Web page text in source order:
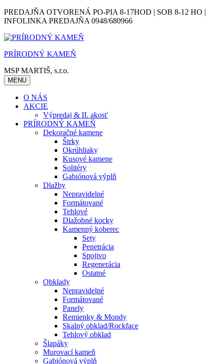
Skip
to
PREDAJŇA OTVORENÁ PO-PIA 8-17HOD | SOB 8-12 HO |
INFOLINKA PREDAJŇA 0948/680966
PRÍRODNÝ KAMEŇ
MSP MARTIŠ, s.r.o.
MENU
O NÁS
AKCIE
Výpredaj & II. akosť
PRÍRODNÝ KAMEŇ
Dekoračné kamene
Štrky
Okrúhliaky
Kusové kamene
Solitéry
Gabiónová výplň
Dlažby
Nepravidelné
Formátované
Tehlové
Dlažobné kocky
Kamenný koberec
Sety
Penetrácia
Spojivo
Regenerácia
Ostatné
Obklady
Nepravidelné
Formátované
Panely
Remienky & Mondy
Skalný obklad/Rockface
Tehlový obklad
Šlapáky
Murovací kameň
Gabiónová výplň